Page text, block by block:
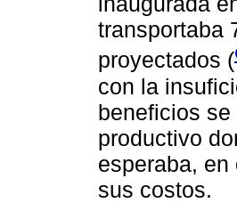
transportaba
proyectados (
con la
beneficios
productivo
esperaba,
sus costos.